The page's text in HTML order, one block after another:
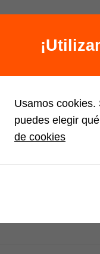
Usamos cookies.
puedes elegir
de cookies